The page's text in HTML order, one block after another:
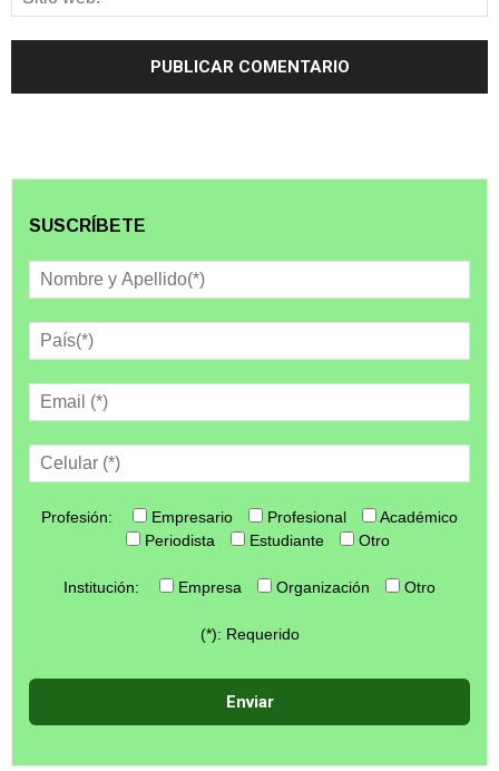
SUSCRÍBETE
Profesión: Empresario Profesional
Académico
Periodista
Estudiante Otro
Institución: Empresa Organización Otro
(*): Requerido